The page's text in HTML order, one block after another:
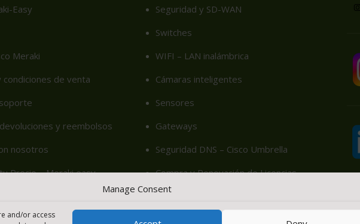
Manage Consent
and/or access
Easy
Meraki
condiciones de venta
y reembolsos
nosotros
Precio – Meraki easy
Seguridad y SD-WAN
Switches
WIFI – LAN inalámbrica
Cámaras inteligentes
Sensores
Gateways
Seguridad DNS – Cisco Umbrella
Compra y Renovación de Licencias